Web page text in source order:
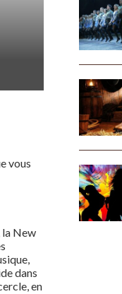
vous
la New
dans
en